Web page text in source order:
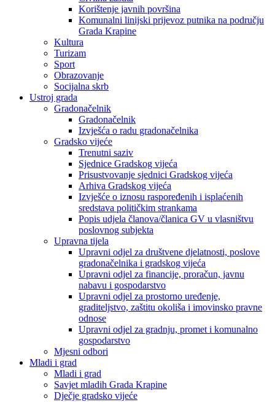
Korištenje javnih površina
Komunalni linijski prijevoz putnika na području
Grada Krapine
Kultura
Turizam
Sport
Obrazovanje
Socijalna skrb
Ustroj grada
Gradonačelnik
Gradonačelnik
Izvješća o radu gradonačelnika
Gradsko vijeće
Trenutni saziv
Sjednice Gradskog vijeća
Prisustvovanje sjednici Gradskog vijeća
Arhiva Gradskog vijeća
Izvješće o iznosu raspoređenih i isplaćenih
sredstava političkim strankama
Popis udjela članova/članica GV u vlasništvu
poslovnog subjekta
Upravna tijela
Upravni odjel za društvene djelatnosti, poslove
gradonačelnika i gradskog vijeća
Upravni odjel za financije, proračun, javnu
nabavu i gospodarstvo
Upravni odjel za prostorno uređenje,
graditeljstvo, zaštitu okoliša i imovinsko pravne
odnose
Upravni odjel za gradnju, promet i komunalno
gospodarstvo
Mjesni odbori
Mladi i grad
Mladi i grad
Savjet mladih Grada Krapine
Dječje gradsko vijeće